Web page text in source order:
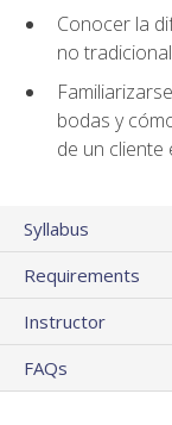
Conocer la
no
bodas y
de un cliente
Syllabus
Requirements
Instructor
FAQs